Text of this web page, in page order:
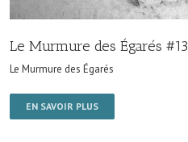
Le Murmure des Égarés #13
Le Murmure des Égarés
EN SAVOIR PLUS